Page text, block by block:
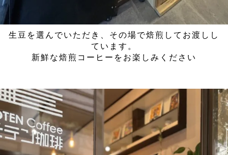
生豆を選んでいただき、その場で焙煎してお渡しし
ています。
新鮮な焙煎コーヒーをお楽しみください